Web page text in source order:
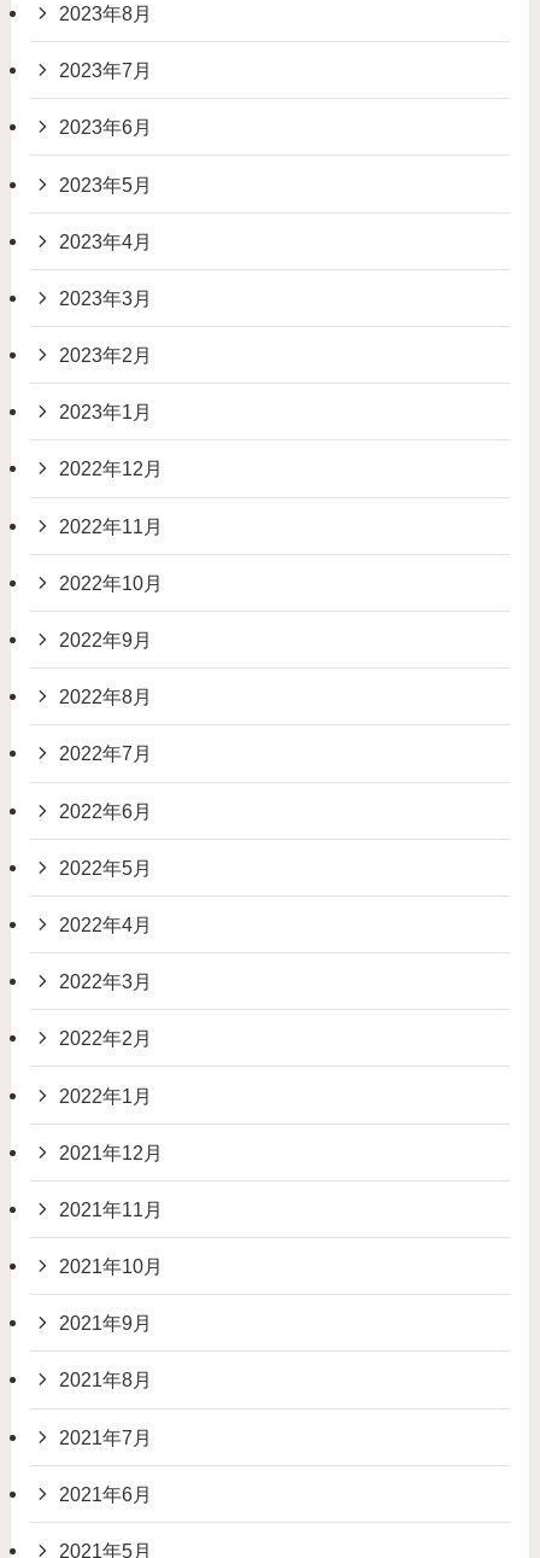
2023年8月
2023年7月
2023年6月
2023年5月
2023年4月
2023年3月
2023年2月
2023年1月
2022年12月
2022年11月
2022年10月
2022年9月
2022年8月
2022年7月
2022年6月
2022年5月
2022年4月
2022年3月
2022年2月
2022年1月
2021年12月
2021年11月
2021年10月
2021年9月
2021年8月
2021年7月
2021年6月
2021年5月